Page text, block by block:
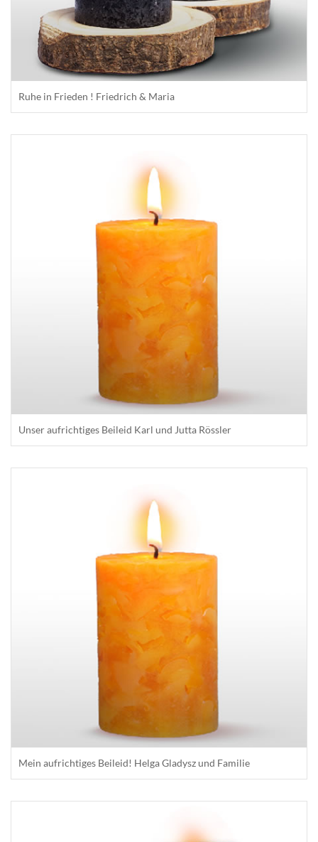
Ruhe in Frieden ! Friedrich & Maria
Unser aufrichtiges Beileid Karl und Jutta Rössler
Mein aufrichtiges Beileid! Helga Gladysz und Familie